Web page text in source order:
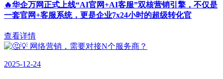
🔥华企万网正式上线“AI官网+AI客服”双核营销引擎，不仅是
一套官网+客服系统，更是企业7x24小时的超级转化官
查看详情
2025-12-24